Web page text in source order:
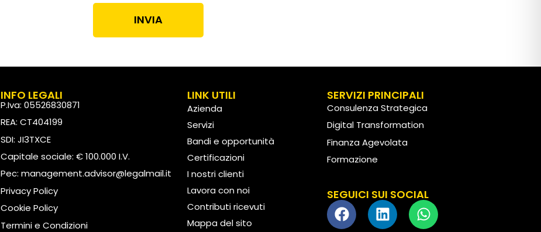
INVIA
INFO LEGALI
P.Iva: 05526830871
REA: CT404199
SDI: JI3TXCE
Capitale sociale: € 100.000 I.V.
Pec: management.advisor@legalmail.it
Privacy Policy
Cookie Policy
Termini e Condizioni
LINK UTILI
Azienda
Servizi
Bandi e opportunità
Certificazioni
I nostri clienti
Lavora con noi
Contributi ricevuti
Mappa del sito
SERVIZI PRINCIPALI
Consulenza Strategica
Digital Transformation
Finanza Agevolata
Formazione
SEGUICI SUI SOCIAL